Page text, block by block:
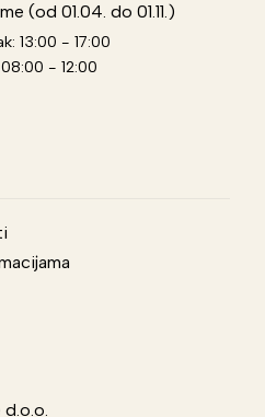
(od 01.04. do 01.11.)
13:00 - 17:00
- 12:00